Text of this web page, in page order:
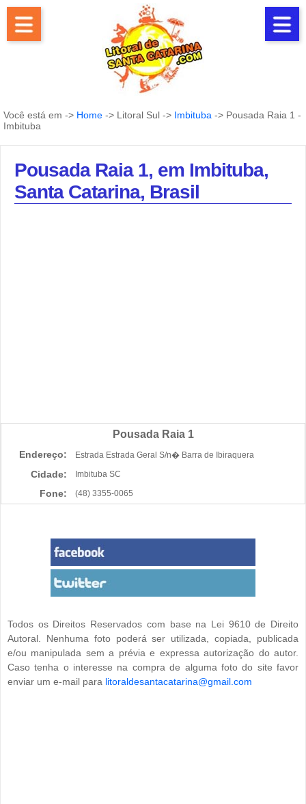
Você está em -> Home -> Litoral Sul -> Imbituba -> Pousada Raia 1 -
Imbituba
Pousada Raia 1, em Imbituba,
Santa Catarina, Brasil
Pousada Raia 1
Endereço: Estrada Estrada Geral S/n� Barra de Ibiraquera
Cidade: Imbituba SC
Fone: (48) 3355-0065
Todos os Direitos Reservados com base na Lei 9610 de Direito
Autoral. Nenhuma foto poderá ser utilizada, copiada, publicada
e/ou manipulada sem a prévia e expressa autorização do autor.
Caso tenha o interesse na compra de alguma foto do site favor
enviar um e-mail para litoraldesantacatarina@gmail.com